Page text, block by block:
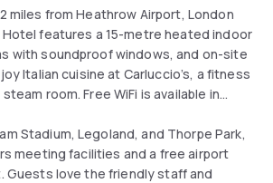
miles from Heathrow Airport, London
features a 15-metre heated indoor
with soundproof windows, and on-site
Italian cuisine at Carluccio’s, a fitness
room. Free WiFi is available in
Stadium, Legoland, and Thorpe Park,
meeting facilities and a free airport
Guests love the friendly staff and